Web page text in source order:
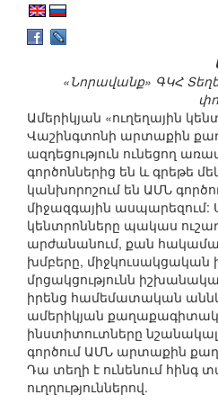
«Նորավանք» ԳԿՀ
Ամերիկյան «ուղեղային
Վաշինգտոնի արտաքին
ազդեցություն ունեցող
գործոններից են և գրեթե
կանխորոշում են ԱՄՆ
միջազգային ասպարեզում:
կենտրոնները պակաս
արժանանում, քան
խմբերը, միջկուսակցական
մրցակցությունն
իրենց համեմատական
ամերիկյան
ինստիտուտները
գործում ԱՄՆ արտաքին
Դա տեղի է ունենում հինգ
ուղղություններով.